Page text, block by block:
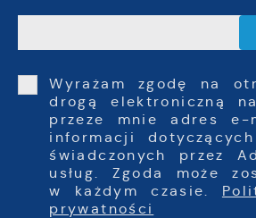
Wyrażam zgodę na
drogą elektroniczną
przeze mnie adres e-
informacji dotyczących
świadczonych przez
usług. Zgoda może
w każdym czasie.
prywatności